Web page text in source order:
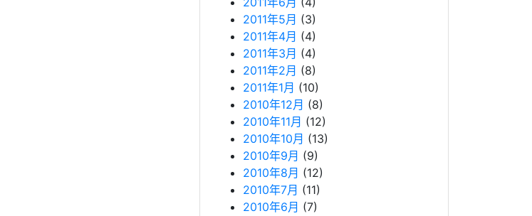
2011年5月 (3)
2011年4月 (4)
2011年3月 (4)
2011年2月 (8)
2011年1月 (10)
2010年12月 (8)
2010年11月 (12)
2010年10月 (13)
2010年9月 (9)
2010年8月 (12)
2010年7月 (11)
2010年6月 (7)